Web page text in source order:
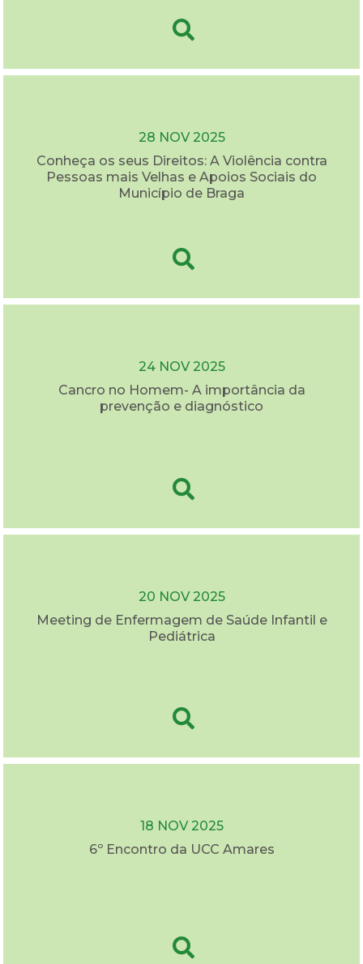
28 NOV 2025
Conheça os seus Direitos: A Violência contra
Pessoas mais Velhas e Apoios Sociais do
Município de Braga
24 NOV 2025
Cancro no Homem- A importância da
prevenção e diagnóstico
20 NOV 2025
Meeting de Enfermagem de Saúde Infantil e
Pediátrica
18 NOV 2025
6º Encontro da UCC Amares